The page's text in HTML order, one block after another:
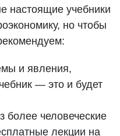
настоящие учебники
но чтобы
и явления,
— это и будет
более человеческие
лекции на